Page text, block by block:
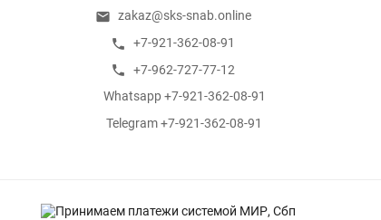
email zakaz@sks-snab.online
call +7-921-362-08-91
call +7-962-727-77-12
whatsapp
Whatsapp +7-921-362-08-91
whatsapp
Telegram +7-921-362-08-91